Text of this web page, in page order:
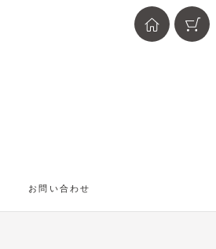
お問い合わせ